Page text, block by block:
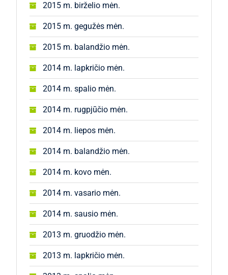
2015 m. birželio mėn.
2015 m. gegužės mėn.
2015 m. balandžio mėn.
2014 m. lapkričio mėn.
2014 m. spalio mėn.
2014 m. rugpjūčio mėn.
2014 m. liepos mėn.
2014 m. balandžio mėn.
2014 m. kovo mėn.
2014 m. vasario mėn.
2014 m. sausio mėn.
2013 m. gruodžio mėn.
2013 m. lapkričio mėn.